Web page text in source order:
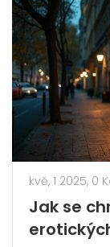
kvě, 1 2025,
Jak se